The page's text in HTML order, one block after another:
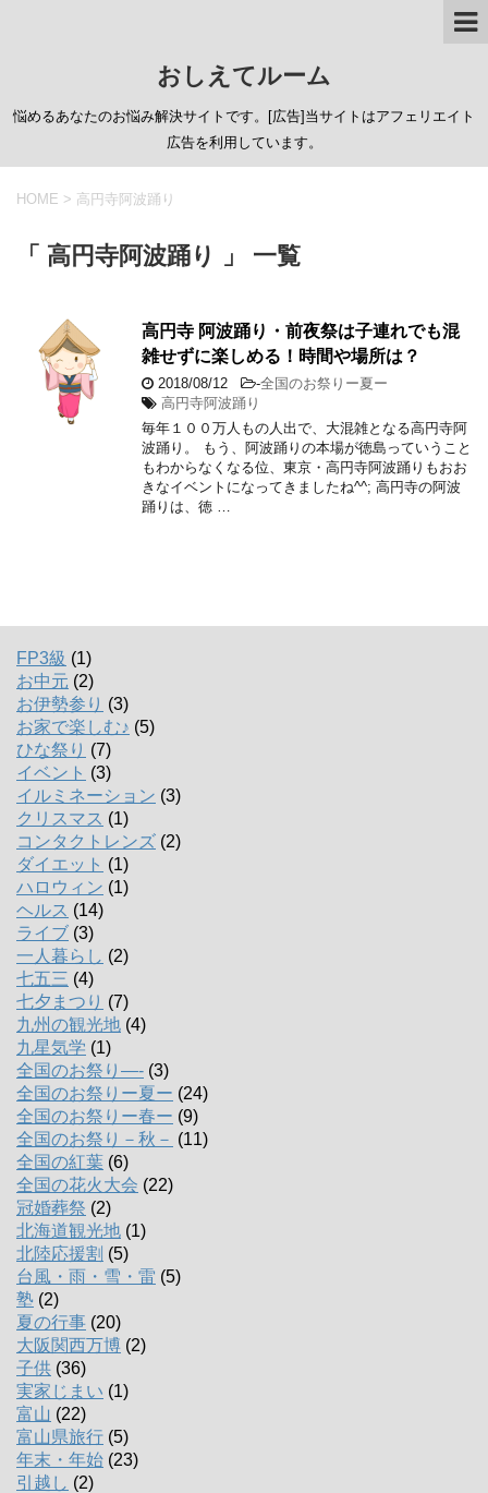
おしえてルーム
悩めるあなたのお悩み解決サイトです。[広告]当サイトはアフェリエイト
広告を利用しています。
HOME > 高円寺阿波踊り
「 高円寺阿波踊り 」 一覧
高円寺 阿波踊り・前夜祭は子連れでも混
雑せずに楽しめる！時間や場所は？
2018/08/12 -全国のお祭りー夏ー
高円寺阿波踊り
毎年１００万人もの人出で、大混雑となる高円寺阿
波踊り。 もう、阿波踊りの本場が徳島っていうこと
もわからなくなる位、東京・高円寺阿波踊りもおお
きなイベントになってきましたね^^; 高円寺の阿波
踊りは、徳 …
FP3級 (1)
お中元 (2)
お伊勢参り (3)
お家で楽しむ♪ (5)
ひな祭り (7)
イベント (3)
イルミネーション (3)
クリスマス (1)
コンタクトレンズ (2)
ダイエット (1)
ハロウィン (1)
ヘルス (14)
ライブ (3)
一人暮らし (2)
七五三 (4)
七夕まつり (7)
九州の観光地 (4)
九星気学 (1)
全国のお祭り―- (3)
全国のお祭りー夏ー (24)
全国のお祭りー春ー (9)
全国のお祭り－秋－ (11)
全国の紅葉 (6)
全国の花火大会 (22)
冠婚葬祭 (2)
北海道観光地 (1)
北陸応援割 (5)
台風・雨・雪・雷 (5)
塾 (2)
夏の行事 (20)
大阪関西万博 (2)
子供 (36)
実家じまい (1)
富山 (22)
富山県旅行 (5)
年末・年始 (23)
引越し (2)